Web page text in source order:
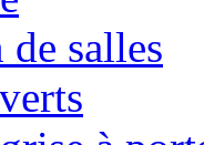
salles